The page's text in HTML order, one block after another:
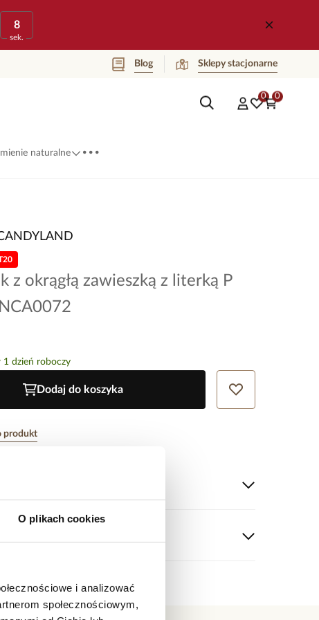
O plikach cookies
i analizować
społecznościowym,
8
sek.
Blog Sklepy stacjonarne
0 0
naturalne ...
z okrągłą zawieszką z literką P
1 dzień roboczy
Dodaj do koszyka
produkt
próba 925.
karabińczyk.
g.
nie ocenił tego produktu.